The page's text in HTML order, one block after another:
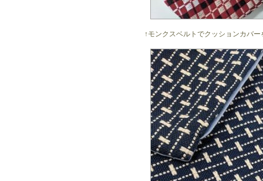
↑モンクスベルトでクッションカバ